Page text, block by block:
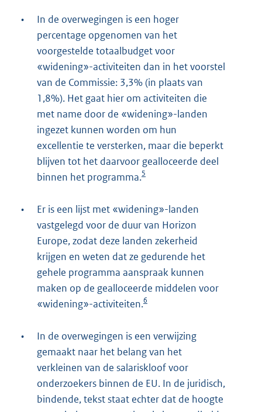
•
In de overwegingen is een hoger
percentage opgenomen van het
voorgestelde totaalbudget voor
«widening»-activiteiten dan in het voorstel
van de Commissie: 3,3% (in plaats van
1,8%). Het gaat hier om activiteiten die
met name door de «widening»-landen
ingezet kunnen worden om hun
excellentie te versterken, maar die beperkt
blijven tot het daarvoor gealloceerde deel
binnen het programma.5
•
Er is een lijst met «widening»-landen
vastgelegd voor de duur van Horizon
Europe, zodat deze landen zekerheid
krijgen en weten dat ze gedurende het
gehele programma aanspraak kunnen
maken op de gealloceerde middelen voor
«widening»-activiteiten.6
•
In de overwegingen is een verwijzing
gemaakt naar het belang van het
verkleinen van de salariskloof voor
onderzoekers binnen de EU. In de juridisch,
bindende, tekst staat echter dat de hoogte